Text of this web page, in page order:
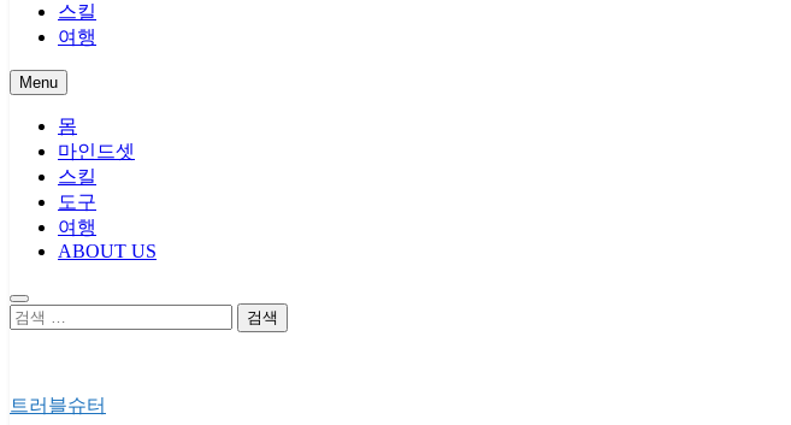
스킬
여행
Menu
몸
마인드셋
스킬
도구
여행
ABOUT US
검
트러블슈터